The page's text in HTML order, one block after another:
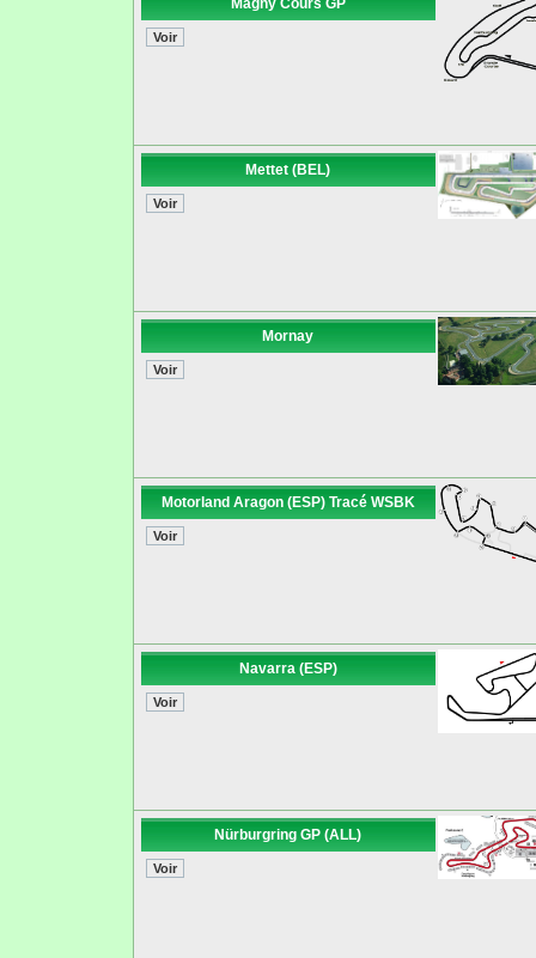
Magny Cours GP
Mettet (BEL)
Mornay
Motorland Aragon (ESP) Tracé WSBK
Navarra (ESP)
Nürburgring GP (ALL)